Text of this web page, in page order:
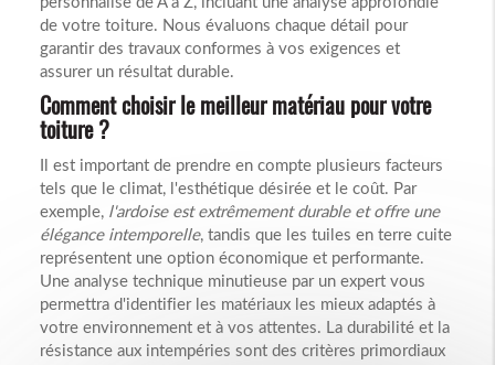
de votre toiture. Nous évaluons chaque détail pour
garantir des travaux conformes à vos exigences et
assurer un résultat durable.
Comment choisir le meilleur matériau pour votre
toiture ?
Il est important de prendre en compte plusieurs facteurs
tels que le climat, l'esthétique désirée et le coût. Par
exemple, l'ardoise est extrêmement durable et offre une
élégance intemporelle, tandis que les tuiles en terre cuite
représentent une option économique et performante.
Une analyse technique minutieuse par un expert vous
permettra d'identifier les matériaux les mieux adaptés à
votre environnement et à vos attentes. La durabilité et la
résistance aux intempéries sont des critères primordiaux